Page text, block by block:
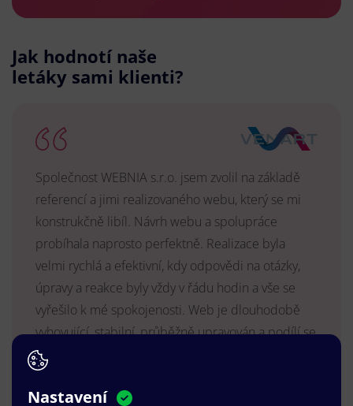
Jak hodnotí naše
letáky sami klienti?
Společnost WEBNIA s.r.o. jsem zvolil na základě
referencí a jimi realizovaného webu, který se mi
konstrukčně libíl. Návrh webu a spolupráce
probíhala naprosto perfektně. Realizace byla
velmi rychlá a efektivní, kdy odpovědi na otázky,
úpravy a reakce byly vždy v řádu hodin a vše se
vyřešilo k mé spokojenosti. Web je dlouhodobě
vyhovující, stabilní, průběžně upravován a podílí se
na pozitivním vnímání naší značky.
MUDr. Radek Vyšohlíd
Nastavení